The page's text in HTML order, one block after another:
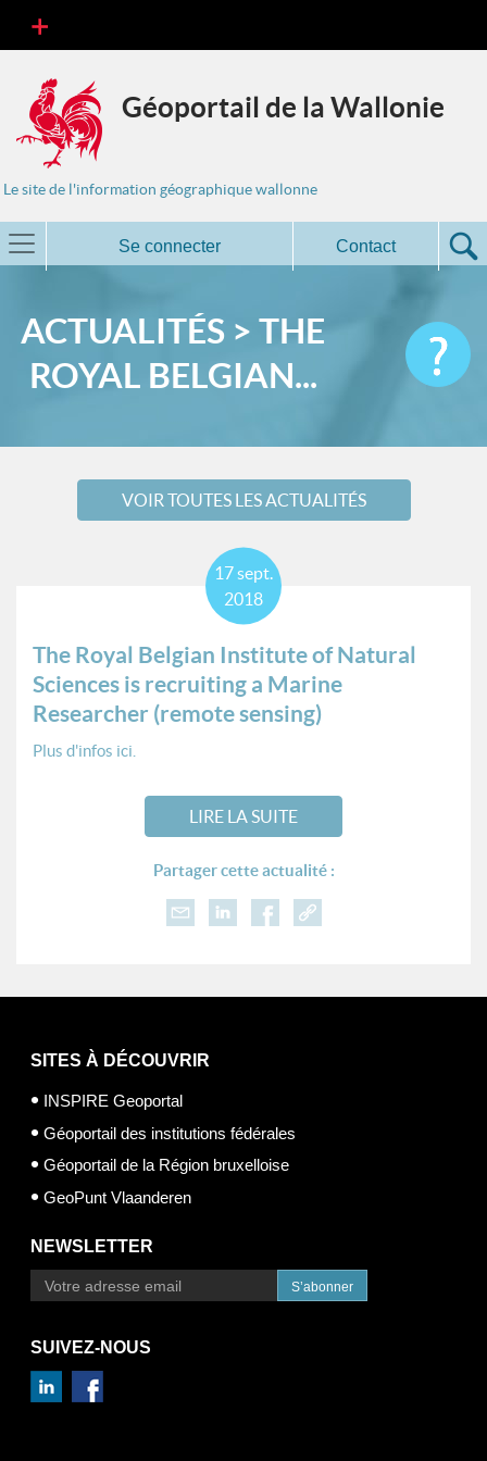
Géoportail de la Wallonie
Le site de l'information géographique wallonne
Se connecter Contact
ACTUALITÉS > THE
ROYAL BELGIAN...
VOIR TOUTES LES ACTUALITÉS
The Royal Belgian Institute of Natural
Sciences is recruiting a Marine
Researcher (remote sensing)
17sept.
2018
Plus d'infos ici.
LIRE LA SUITE
Partager cette actualité :
SITES À DÉCOUVRIR
INSPIRE Geoportal
Géoportail des institutions fédérales
Géoportail de la Région bruxelloise
GeoPunt Vlaanderen
NEWSLETTER
S’abonner
SUIVEZ-NOUS